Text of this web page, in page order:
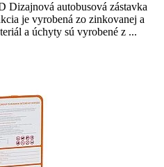
Dizajnová autobusová zástavka
je vyrobená zo zinkovanej a
a úchyty sú vyrobené z ...